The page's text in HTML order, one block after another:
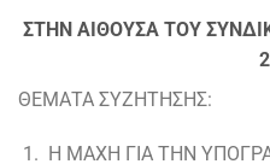
ΣΤΗΝ ΑΙΘΟΥΣΑ ΤΟΥ
ΘΕΜΑΤΑ ΣΥΖΗΤΗΣΗΣ:
Η ΜΑΧΗ ΓΙΑ ΤΗΝ